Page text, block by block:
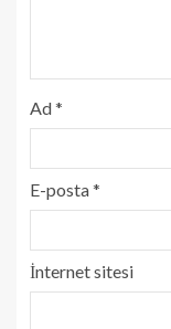
Ad*
E-posta*
İnternet sitesi